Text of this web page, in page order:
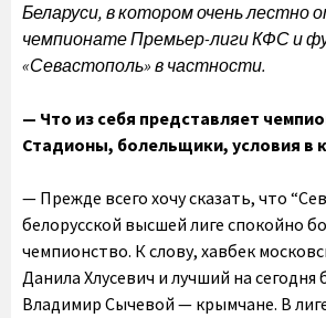
Беларуси, в котором очень лестно
чемпионате Премьер-лиги КФС и
«Севастополь» в частности.
— Что из себя представляет
Стадионы, болельщики, условия в
— Прежде всего хочу сказать, что
белорусской высшей лиге спокойно
чемпионство. К слову, хавбек
Данила Хлусевич и лучший на
Владимир Сычевой — крымчане. В